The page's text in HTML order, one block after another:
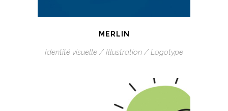
MERLIN
Identité visuelle / Illustration / Logotype